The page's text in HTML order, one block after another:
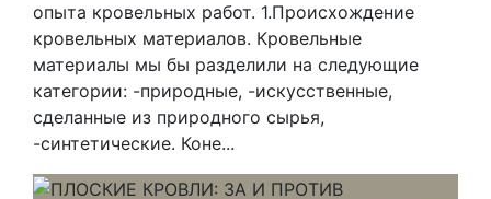
опыта кровельных работ. 1.Происхождение
кровельных материалов. Кровельные
материалы мы бы разделили на следующие
категории: -природные, -искусственные,
сделанные из природного сырья,
-синтетические. Коне...